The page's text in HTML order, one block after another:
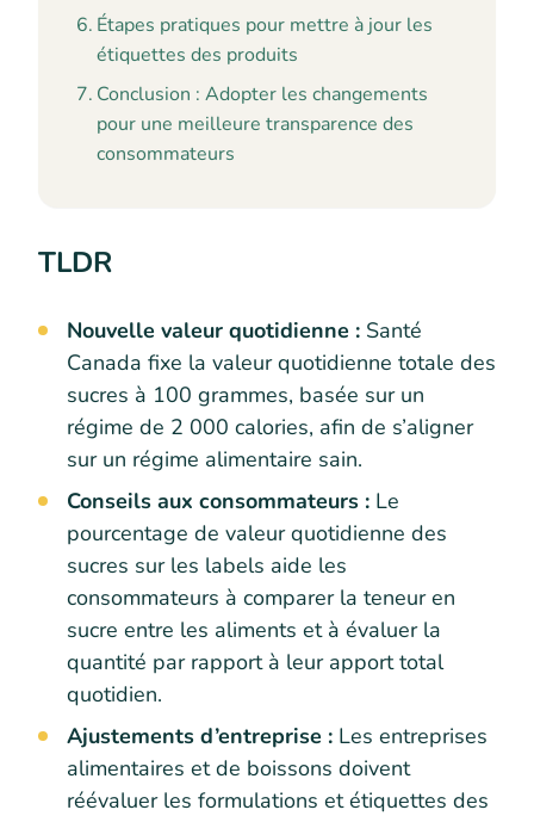
Étapes pratiques pour mettre à jour les
étiquettes des produits
Conclusion : Adopter les changements
pour une meilleure transparence des
consommateurs
TLDR
Nouvelle valeur quotidienne : Santé
Canada fixe la valeur quotidienne totale des
sucres à 100 grammes, basée sur un
régime de 2 000 calories, afin de s’aligner
sur un régime alimentaire sain.
Conseils aux consommateurs : Le
pourcentage de valeur quotidienne des
sucres sur les labels aide les
consommateurs à comparer la teneur en
sucre entre les aliments et à évaluer la
quantité par rapport à leur apport total
quotidien.
Ajustements d’entreprise : Les entreprises
alimentaires et de boissons doivent
réévaluer les formulations et étiquettes des